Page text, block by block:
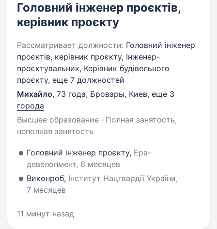
Головний інженер проєктів,
керівник проєкту
Рассматривает должности: Головний інженер
проєктів, керівник проєкту, Інженер-
проєктувальник, Керівник будівельного
проєкту, еще 7 должностей
Михайло, 73 года, Бровары, Киев, еще 3
города
Высшее образование · Полная занятость,
неполная занятость
Головний інженер проєкту, Ера-
девелопмент, 6 месяцев
Виконроб, Інститут Нацгвардії України,
7 месяцев
11 минут назад